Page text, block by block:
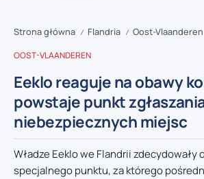
Strona główna / Flandria / Oost-Vlaanderen
OOST-VLAANDEREN
Eeklo reaguje na obawy
powstaje punkt
niebezpiecznych miejsc
Władze Eeklo we Flandrii zdecydowały
specjalnego punktu, za którego